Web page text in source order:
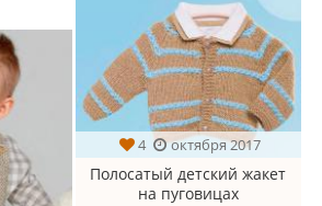
4 октября 2017
Полосатый детский жакет
на пуговицах